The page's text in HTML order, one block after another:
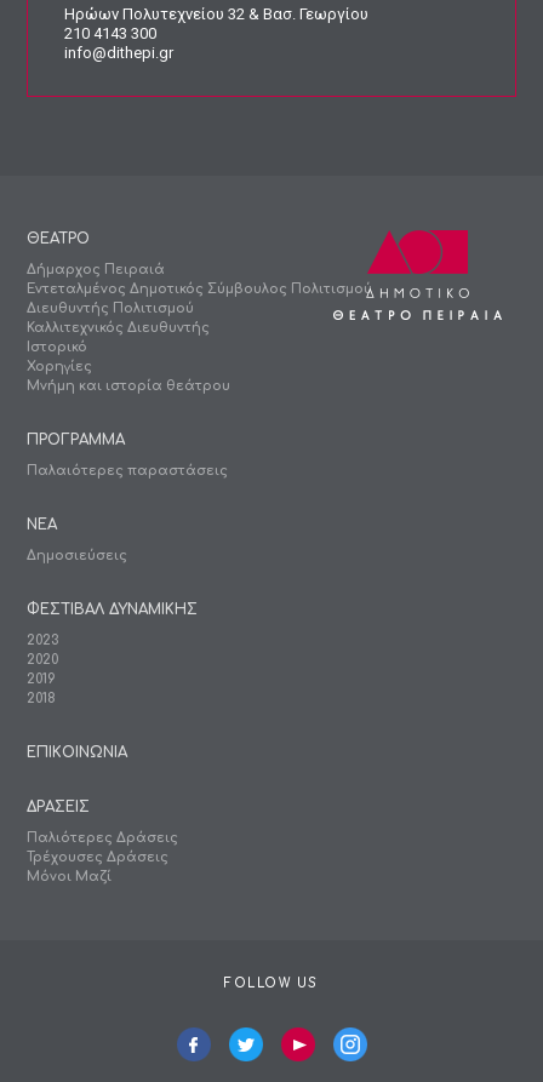
Ηρώων Πολυτεχνείου 32 & Βασ. Γεωργίου
210 4143 300
info@dithepi.gr
ΘΕΑΤΡΟ
Δήμαρχος Πειραιά
Εντεταλμένος Δημοτικός Σύμβουλος Πολιτισμού
Διευθυντής Πολιτισμού
Καλλιτεχνικός Διευθυντής
Ιστορικό
Χορηγίες
Μνήμη και ιστορία θεάτρου
ΠΡΟΓΡΑΜΜΑ
Παλαιότερες παραστάσεις
ΝΕΑ
Δημοσιεύσεις
ΦΕΣΤΙΒΑΛ ΔΥΝΑΜΙΚΗΣ
2023
2020
2019
2018
ΕΠΙΚΟΙΝΩΝΙΑ
ΔΡΑΣΕΙΣ
Παλιότερες Δράσεις
Τρέχουσες Δράσεις
Μόνοι Μαζί
FOLLOW US